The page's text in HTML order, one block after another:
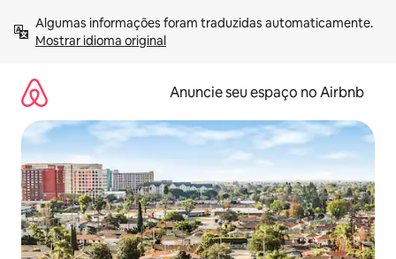
para
Mostrar idioma original
Anuncie seu espaço no Airbnb